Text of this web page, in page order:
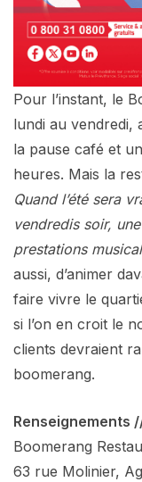
Pour l’instant, le
lundi au vendredi,
la pause café et
heures. Mais la
Quand l’été sera
vendredis soir,
prestations
aussi, d’animer
faire vivre le
si l’on en croit le
clients devraient
boomerang.
Renseignements
Boomerang
63 rue Molinier,